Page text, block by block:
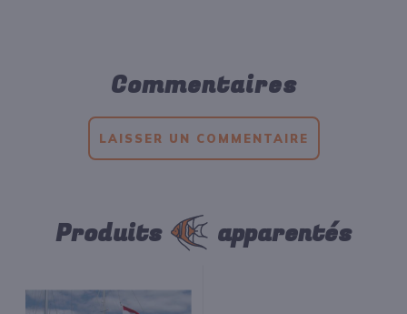
Commentaires
LAISSER UN COMMENTAIRE
Produits apparentés